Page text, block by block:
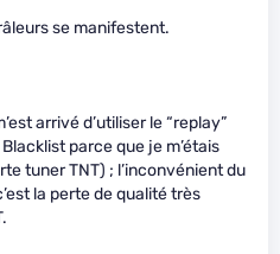
se manifestent.
arrivé d’utiliser le “replay”
parce que je m’étais
tuner TNT) ; l’inconvénient du
la perte de qualité très